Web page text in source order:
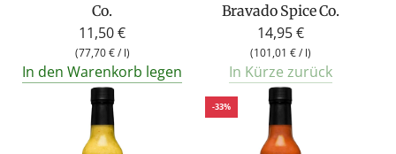
Co.
11,50 €
(77,70 €/ l)
In den Warenkorb legen
Bravado Spice Co.
14,95 €
(101,01 €/ l)
In Kürze zurück
-33%